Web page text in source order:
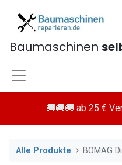
Baumaschinen
🚚🚚🚚 ab 25 €
Alle Produkte BOMAG